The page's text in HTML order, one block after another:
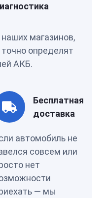
магазинов,
определят
АКБ.
Бесплатная
доставка
автомобиль не
совсем или
нет
— мы